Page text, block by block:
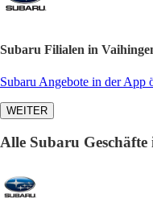
Subaru Filialen in
Subaru Angebote in der App
WEITER
Alle Subaru